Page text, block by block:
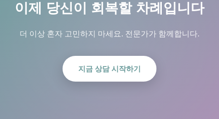
이제 당신이 회복할 차례입니다
더 이상 혼자 고민하지 마세요. 전문가가 함께합니다.
지금 상담 시작하기